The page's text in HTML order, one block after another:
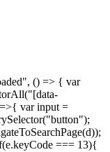
() => { var
var input =
=== 13){